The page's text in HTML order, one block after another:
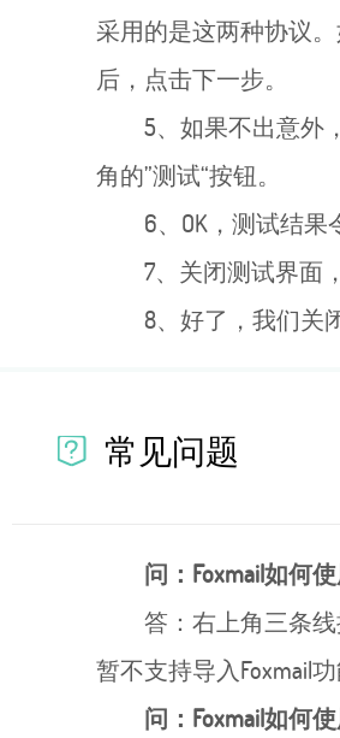
采用的是这两种协议
后，点击下一步。
5、如果不出意外
角的”测试“按钮。
6、OK，测试结
7、关闭测试界面
8、好了，我们关
常见问题
问：Foxmail如何
答：右上角三条
暂不支持导入Foxmail
问：Foxmail如何